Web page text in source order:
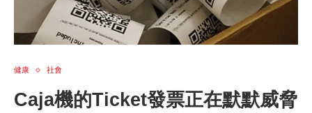
健康 社會
Caja機的Ticket發票正在默默威脅